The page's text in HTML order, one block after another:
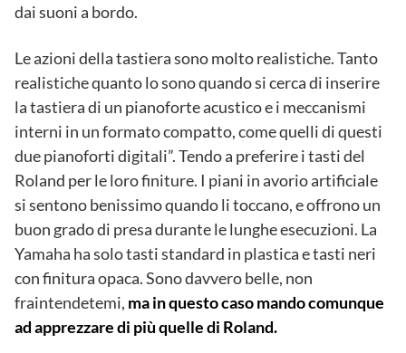
dai suoni a bordo.
Le azioni della tastiera sono molto realistiche. Tanto
realistiche quanto lo sono quando si cerca di inserire
la tastiera di un pianoforte acustico e i meccanismi
interni in un formato compatto, come quelli di questi
due pianoforti digitali”. Tendo a preferire i tasti del
Roland per le loro finiture. I piani in avorio artificiale
si sentono benissimo quando li toccano, e offrono un
buon grado di presa durante le lunghe esecuzioni. La
Yamaha ha solo tasti standard in plastica e tasti neri
con finitura opaca. Sono davvero belle, non
fraintendetemi, ma in questo caso mando comunque
ad apprezzare di più quelle di Roland.